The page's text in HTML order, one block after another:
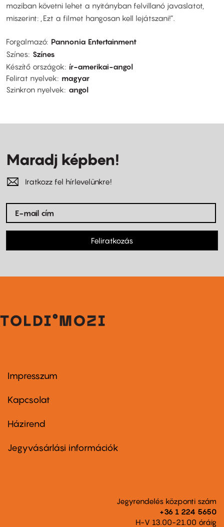
moziban követni lehet a nyitányban felvillanó javaslatot,
miszerint: „Ezt a filmet hangosan kell lejátszani!”.
Forgalmazó Pannonia Entertainment
Színes Színes
Készítő országok ír-amerikai-angol
Felirat nyelvek
magyar
Szinkron nyelvek
angol
Maradj képben!
Iratkozz fel hírlevelünkre!
Feliratkozás
Footer
first
Impresszum
Kapcsolat
Footer
second
Házirend
Jegyvásárlási információk
Jegyrendelés központi szám
+36 1 224 5650
H-V 13.00-21.00 óráig